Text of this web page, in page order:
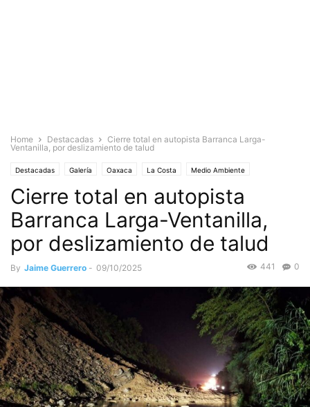
Home Destacadas
Cierre total en autopista Barranca Larga-
Ventanilla, por deslizamiento de talud
Destacadas Galería Oaxaca La Costa Medio Ambiente
Cierre total en autopista
Barranca Larga-Ventanilla,
por deslizamiento de talud
By Jaime Guerrero - 09/10/2025 0
441